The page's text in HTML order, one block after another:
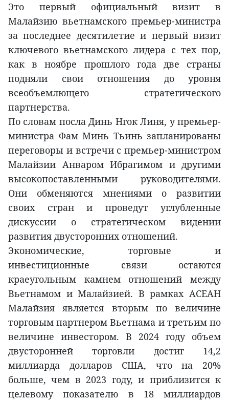
Это первый официальный визит в
Малайзию вьетнамского премьер-министра
за последнее десятилетие и первый визит
ключевого вьетнамского лидера с тех пор,
как в ноябре прошлого года две страны
подняли свои отношения до уровня
всеобъемлющего стратегического
партнерства.
По словам посла Динь Нгок Линя, у премьер-
министра Фам Минь Тьинь запланированы
переговоры и встречи с премьер-министром
Малайзии Анваром Ибрагимом и другими
высокопоставленными руководителями.
Они обменяются мнениями о развитии
своих стран и проведут углубленные
дискуссии о стратегическом видении
развития двусторонних отношений.
Экономические, торговые и
инвестиционные связи остаются
краеугольным камнем отношений между
Вьетнамом и Малайзией. В рамках АСЕАН
Малайзия является вторым по величине
торговым партнером Вьетнама и третьим по
величине инвестором. В 2024 году объем
двусторонней торговли достиг 14,2
миллиарда долларов США, что на 20%
больше, чем в 2023 году, и приблизится к
целевому показателю в 18 миллиардов